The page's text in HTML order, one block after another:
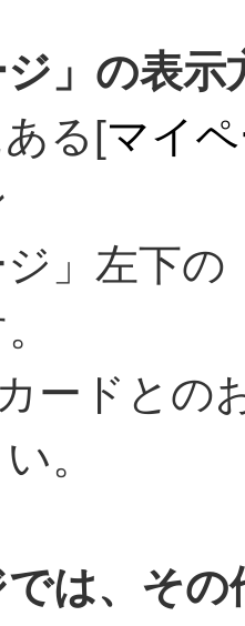
ジ」の表示
る[マイ
ジ」左下
ードとの
。
は、そ